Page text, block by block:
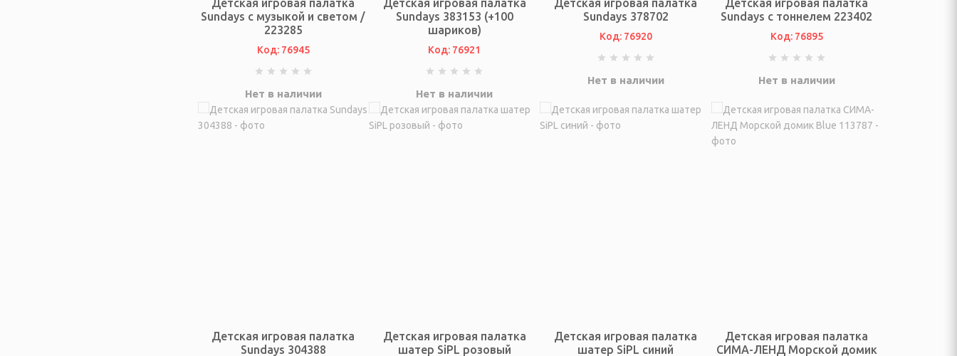
Детская игровая палатка
Sundays с музыкой и светом /
223285
Код: 76945
Нет в наличии
Детская игровая палатка
Sundays 383153 (+100
шариков)
Код: 76921
Нет в наличии
Детская игровая палатка
Sundays 378702
Код: 76920
Нет в наличии
Детская игровая палатка
Sundays с тоннелем 223402
Код: 76895
Нет в наличии
Детская игровая палатка
Sundays 304388
Детская игровая палатка
шатер SiPL розовый
Детская игровая палатка
шатер SiPL синий
Детская игровая палатка
СИМА-ЛЕНД Морской домик